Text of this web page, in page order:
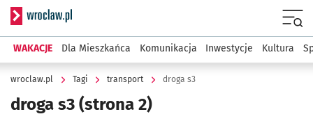
Serwis informacyjny wroclaw.pl
WAKACJE Dla Mieszkańca Komunikacja Inwestycje Kultura
wroclaw.pl Tagi transport droga s3
droga s3 (strona 2)